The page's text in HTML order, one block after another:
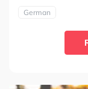
German